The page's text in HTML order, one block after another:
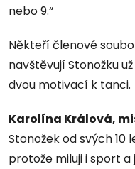
nebo 9.“
Někteří členové
navštěvují Stonožku
dvou motivací k tanci.
Karolína Králová,
Stonožek od svých 10
protože miluji i sport